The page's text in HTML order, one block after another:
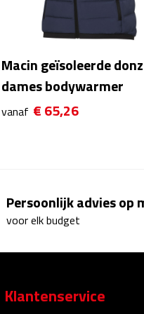
Macin geïsoleerde
dames bodywarmer
vanaf € 65,26
Persoonlijk advies op
voor elk budget
Klantenservice